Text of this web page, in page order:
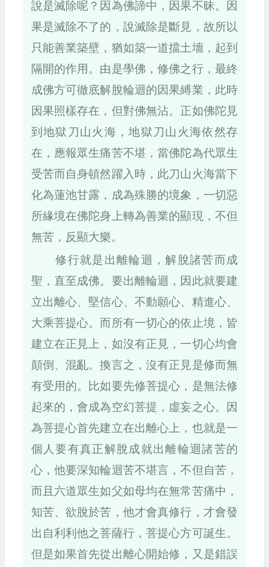
說是滅除呢？因為佛諦中，因果不昧。因
果是滅除不了的，說滅除是斷見，故所以
只能善業築壁，猶如築一道擋土墻，起到
隔開的作用。由是學佛，修佛之行，最終
成佛方可徹底解脫輪迴的因果縛業，此時
因果照樣存在，但對佛無沾。正如佛陀見
到地獄刀山火海，地獄刀山火海依然存
在，應報眾生痛苦不堪，當佛陀為代眾生
受苦而自身頓然躍入時，此刀山火海當下
化為蓮池甘露，成為殊勝的境象，一切惡
所緣境在佛陀身上轉為善業的顯現，不但
無苦，反顯大樂。
修行就是出離輪迴，解脫諸苦而成
聖，直至成佛。要出離輪迴，因此就要建
立出離心、堅信心、不動願心、精進心、
大乘菩提心。而所有一切心的依止境，皆
建立在正見上，如沒有正見，一切心均會
顛倒、混亂。換言之，沒有正見是修而無
有受用的。比如要先修菩提心，是無法修
起來的，會成為空幻菩提，虛妄之心。因
為菩提心首先建立在出離心上，也就是一
個人要有真正解脫成就出離輪迴諸苦的
心，他要深知輪迴苦不堪言，不但自苦，
而且六道眾生如父如母均在無常苦痛中，
知苦、欲脫於苦，他才會真修行，才會發
出自利利他之菩薩行，菩提心方可誕生。
但是如果首先從出離心開始修，又是錯誤